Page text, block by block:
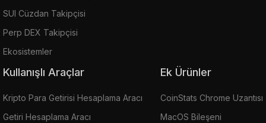
SUI Cüzdan Takipçisi
Perp DEX Takipçisi
Ekosistemler
Kullanışlı Araçlar
Kripto Para Getirisi Hesaplama Aracı
Getiri Hesaplama Aracı
Ek Ürünler
CoinStats Chrome Uzantısı
MacOS Bileşeni